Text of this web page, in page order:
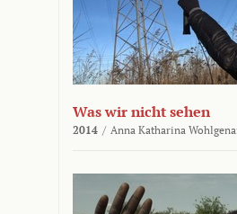
Was wir nicht sehen
2014 / Anna Katharina